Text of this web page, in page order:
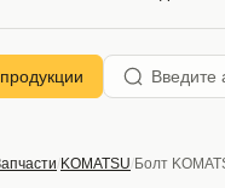
KOMATSU Болт